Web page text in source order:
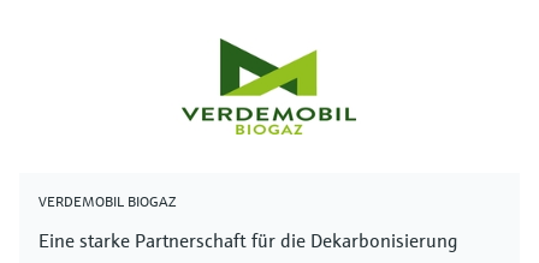
VERDEMOBIL BIOGAZ
Eine starke Partnerschaft für die Dekarbonisierung